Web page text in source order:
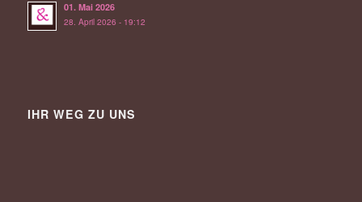
01. Mai 2026
28. April 2026 - 19:12
IHR WEG ZU UNS